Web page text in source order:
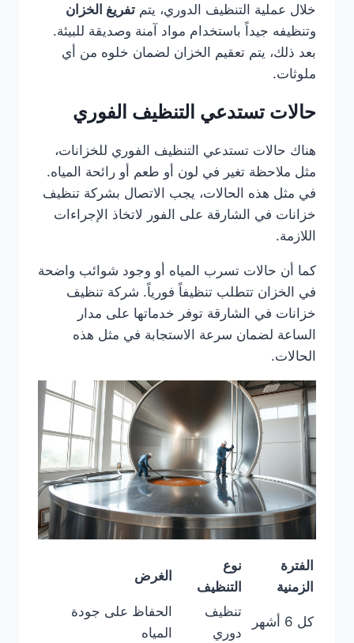
خلال عملية التنظيف الدوري، يتم تفريغ الخزان
وتنظيفه جيداً باستخدام مواد آمنة وصديقة للبيئة.
بعد ذلك، يتم تعقيم الخزان لضمان خلوه من أي
ملوثات.
حالات تستدعي التنظيف الفوري
هناك حالات تستدعي التنظيف الفوري للخزانات،
مثل ملاحظة تغير في لون أو طعم أو رائحة المياه.
في مثل هذه الحالات، يجب الاتصال بشركة تنظيف
خزانات في الشارقة على الفور لاتخاذ الإجراءات
اللازمة.
كما أن حالات تسرب المياه أو وجود شوائب واضحة
في الخزان تتطلب تنظيفاً فورياً. شركة تنظيف
خزانات في الشارقة توفر خدماتها على مدار
الساعة لضمان سرعة الاستجابة في مثل هذه
الحالات.
الفترة
الزمنية
نوع
التنظيف
الغرض
كل 6 أشهر
تنظيف
دوري
الحفاظ على جودة
المياه